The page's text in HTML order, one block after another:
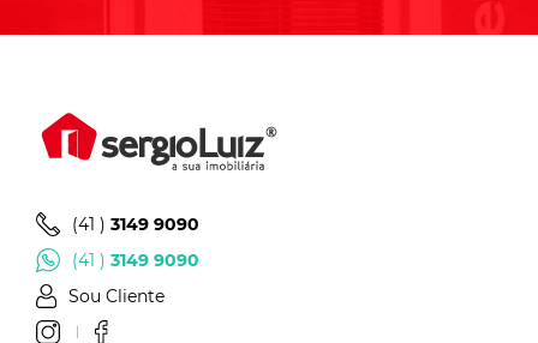
(41 ) 3149 9090
(41 ) 3149 9090
Sou Cliente